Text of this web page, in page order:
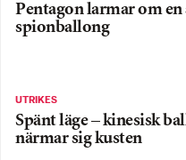
Pentagon larmar om en
spionballong
UTRIKES
Spänt läge – kinesisk
närmar sig kusten